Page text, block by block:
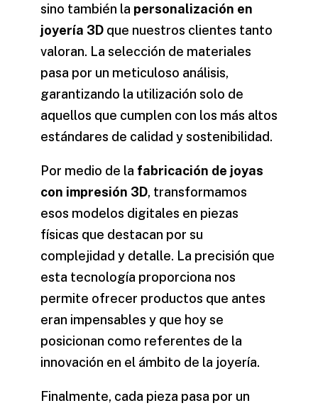
sino también la personalización en
joyería 3Dque nuestros clientes tanto
valoran. La selección de materiales
pasa por un meticuloso análisis,
garantizando la utilización solo de
aquellos que cumplen con los más altos
estándares de calidad y sostenibilidad.
Por medio de la fabricación de joyas
con impresión 3D, transformamos
esos modelos digitales en piezas
físicas que destacan por su
complejidad y detalle. La precisión que
esta tecnología proporciona nos
permite ofrecer productos que antes
eran impensables y que hoy se
posicionan como referentes de la
innovación en el ámbito de la joyería.
Finalmente, cada pieza pasa por un